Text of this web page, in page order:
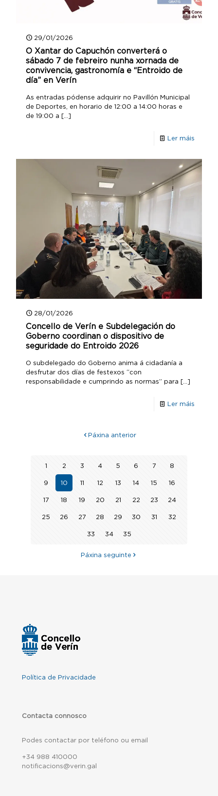
29/01/2026
O Xantar do Capuchón converterá o
sábado 7 de febreiro nunha xornada de
convivencia, gastronomía e “Entroido de
día” en Verín
As entradas pódense adquirir no Pavillón Municipal
de Deportes, en horario de 12:00 a 14:00 horas e
de 19:00 a […]
Ler máis
28/01/2026
Concello de Verín e Subdelegación do
Goberno coordinan o dispositivo de
seguridade do Entroido 2026
O subdelegado do Goberno anima á cidadanía a
desfrutar dos días de festexos “con
responsabilidade e cumprindo as normas” para […]
Ler máis
Páxina anterior
1 2 3 4 5 6 7 8
9 10 11 12 13 14 15 16
17 18 19 20 21 22 23 24
25 26 27 28 29 30 31 32
33 34 35
Páxina seguinte
Política de Privacidade
Contacta connosco
Podes contactar por teléfono ou email
+34 988 410000
notificacions@verin.gal